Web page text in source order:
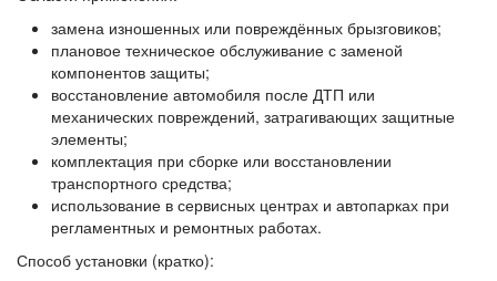
замена изношенных или повреждённых брызговиков;
плановое техническое обслуживание с заменой
компонентов защиты;
восстановление автомобиля после ДТП или
механических повреждений, затрагивающих защитные
элементы;
комплектация при сборке или восстановлении
транспортного средства;
использование в сервисных центрах и автопарках при
регламентных и ремонтных работах.
Способ установки (кратко):